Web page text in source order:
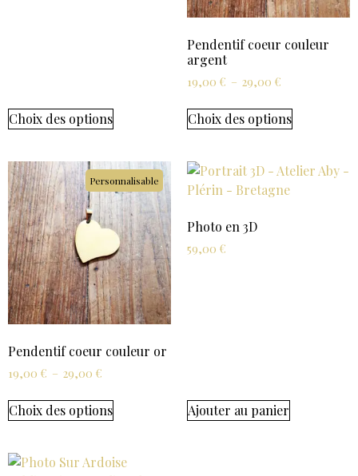
Choix des options
Pendentif coeur couleur
argent
19,00 € – 29,00 €
Choix des options
Personnalisable
Pendentif coeur couleur or
19,00 € – 29,00 €
Choix des options
Photo en 3D
59,00 €
Ajouter au panier